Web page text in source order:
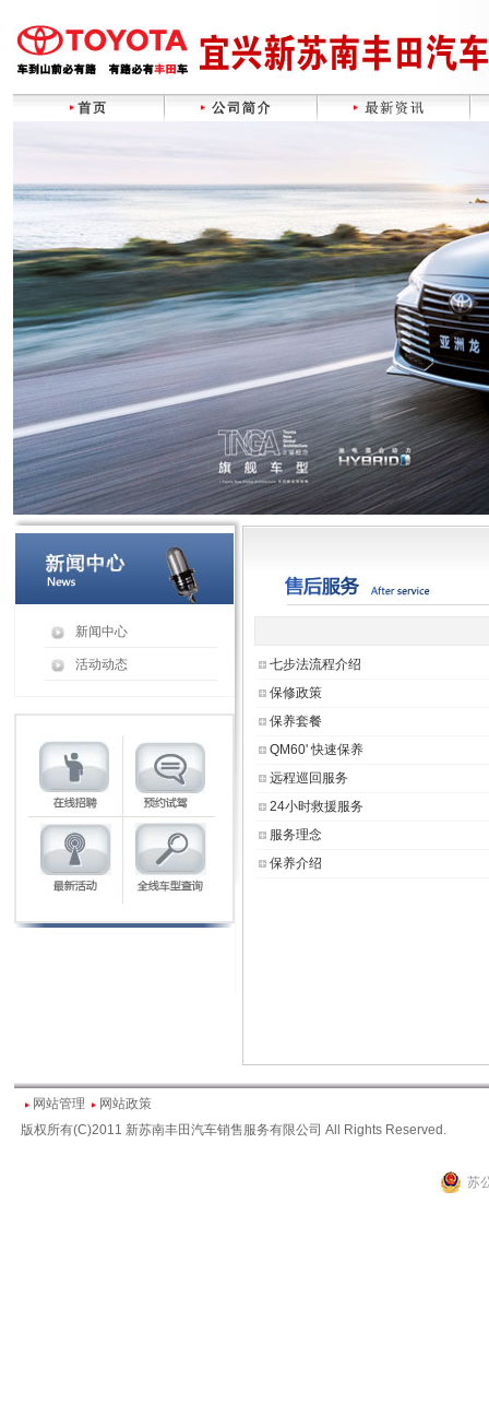
新闻中心
活动动态
七步法流程介绍
保修政策
保养套餐
QM60' 快速保养
远程巡回服务
24小时救援服务
服务理念
保养介绍
网站管理
网站政策
版权所有(C)2011 新苏南丰田汽车销售服务有限公司 All Rights Reserved.
苏